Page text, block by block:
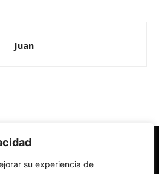
su experiencia de
Juan
Iglesia católica y la sociedad